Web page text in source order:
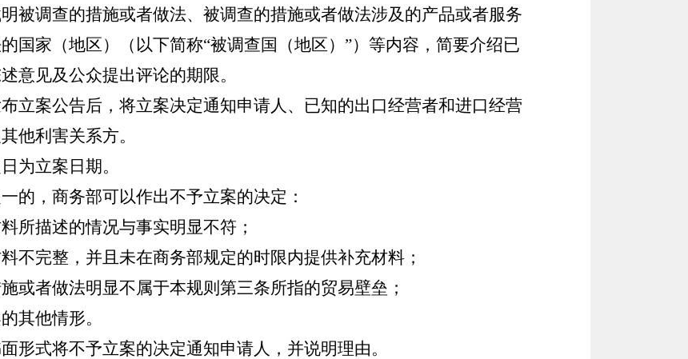
被调查的措施或者做法、被调查的措施或者做法涉及的产品或者服务
国家（地区）（以下简称“被调查国（地区）”）等内容，简要介绍已
意见及公众提出评论的期限。
立案公告后，将立案决定通知申请人、已知的出口经营者和进口经营
他利害关系方。
为立案日期。
的，商务部可以作出不予立案的决定：
所描述的情况与事实明显不符；
不完整，并且未在商务部规定的时限内提供补充材料；
或者做法明显不属于本规则第三条所指的贸易壁垒；
其他情形。
形式将不予立案的决定通知申请人，并说明理由。